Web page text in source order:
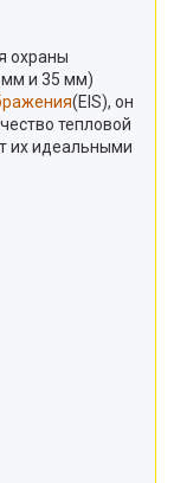
охраны
мм и 35 мм)
(EIS), он
тепловой
их идеальными